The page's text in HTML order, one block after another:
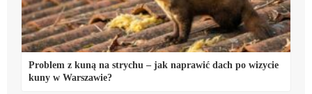
Problem z kuną na strychu – jak naprawić dach po wizycie
kuny w Warszawie?